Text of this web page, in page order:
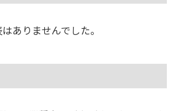
ありませんでした。